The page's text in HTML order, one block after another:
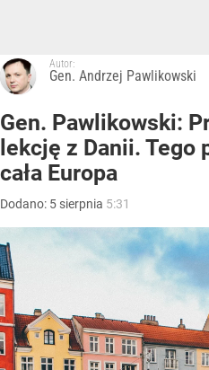
Autor:
Gen. Andrzej Pawlikowski
Gen. Pawlikowski:
lekcję z Danii. Tego
cała Europa
Dodano: 5 sierpnia 5:31